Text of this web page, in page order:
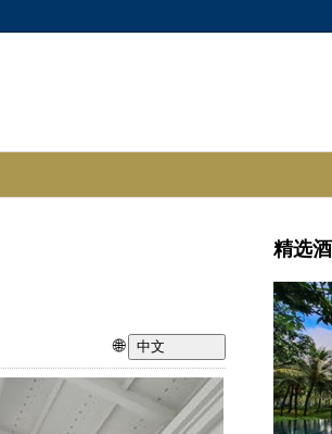
🌐
中文
精选